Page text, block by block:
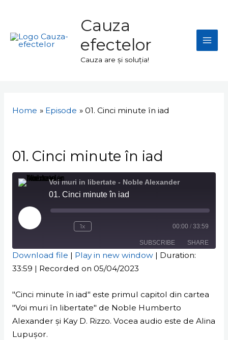
content
Cauza
efectelor
Cauza are și soluția!
Home Episode 01. Cinci minute în iad
01. Cinci minute în iad
Voi muri in libertate - Noble Alexander
01. Cinci minute în iad
Play
Episode
1x 00:00 / 33:59
SUBSCRIBE SHARE
SHARE
LINK
EMBED
Download file | Play in new window| Duration:
33:59 | Recorded on 05/04/2023
"Cinci minute în iad" este primul capitol din cartea
"Voi muri în libertate" de Noble Humberto
Alexander și Kay D. Rizzo. Vocea audio este de Alina
Lupușor.
articole